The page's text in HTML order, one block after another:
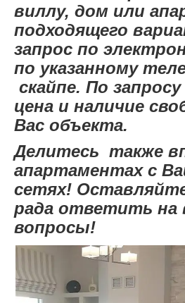
виллу, дом или
подходящего
запрос по
по указанному
скайпе. По
цена и наличие
Вас объекта.
Делитесь также
апартаментах с
сетях!
рада ответить на
вопросы!